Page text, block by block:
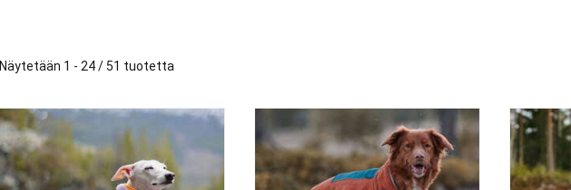
Näytetään 1 - 24 / 51 tuotetta